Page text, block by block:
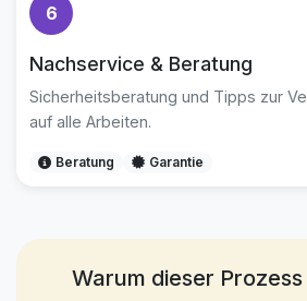
6
Nachservice & Beratung
Sicherheitsberatung und Tipps zur
auf alle Arbeiten.
Beratung Garantie
Warum dieser